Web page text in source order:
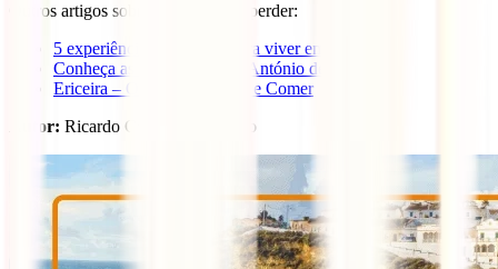
Outros artigos sobre Lisboa a não perder:
5 experiências diferentes para viver em Lisboa
Conheça as festas de Santo António de Lisboa
Ericeira – O Que Ver, Fazer e Comer
Autor: Ricardo Couto, Gato Vadio